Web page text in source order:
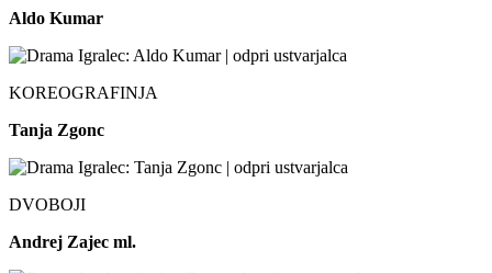
Aldo Kumar
KOREOGRAFINJA
Tanja Zgonc
DVOBOJI
Andrej Zajec ml.